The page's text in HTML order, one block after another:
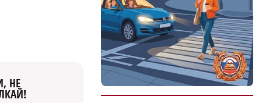
НЕ
08:33